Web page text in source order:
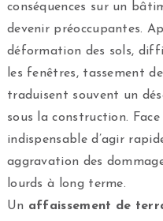
conséquences sur un
devenir préoccupantes.
déformation des sols,
les fenêtres, tassement
traduisent souvent un
sous la construction.
indispensable d’agir
aggravation des
lourds à long terme.
Un affaissement de